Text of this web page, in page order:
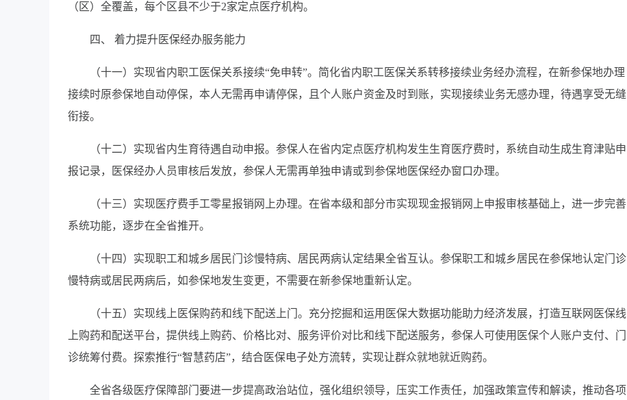
（区）全覆盖，每个区县不少于2家定点医疗机构。
四、 着力提升医保经办服务能力
（十一）实现省内职工医保关系接续“免申转”。简化省内职工医保关系转移接续业务经办流程，在新参保地办理
接续时原参保地自动停保，本人无需再申请停保，且个人账户资金及时到账，实现接续业务无感办理，待遇享受无缝
衔接。
（十二）实现省内生育待遇自动申报。参保人在省内定点医疗机构发生生育医疗费时，系统自动生成生育津贴申
报记录，医保经办人员审核后发放，参保人无需再单独申请或到参保地医保经办窗口办理。
（十三）实现医疗费手工零星报销网上办理。在省本级和部分市实现现金报销网上申报审核基础上，进一步完善
系统功能，逐步在全省推开。
（十四）实现职工和城乡居民门诊慢特病、居民两病认定结果全省互认。参保职工和城乡居民在参保地认定门诊
慢特病或居民两病后，如参保地发生变更，不需要在新参保地重新认定。
（十五）实现线上医保购药和线下配送上门。充分挖掘和运用医保大数据功能助力经济发展，打造互联网医保线
上购药和配送平台，提供线上购药、价格比对、服务评价对比和线下配送服务，参保人可使用医保个人账户支付、门
诊统筹付费。探索推行“智慧药店”，结合医保电子处方流转，实现让群众就地就近购药。
全省各级医疗保障部门要进一步提高政治站位，强化组织领导，压实工作责任，加强政策宣传和解读，推动各项